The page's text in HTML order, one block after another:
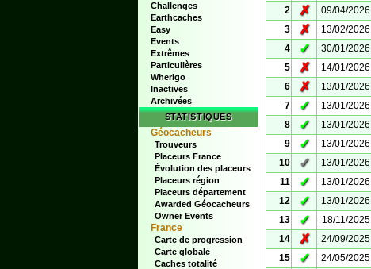
Challenges
Earthcaches
Easy
Events
Extrêmes
Particulières
Wherigo
Inactives
Archivées
STATISTIQUES
Géocacheurs
Trouveurs
Placeurs France
Évolution des placeurs
Placeurs région
Placeurs département
Awarded Géocacheurs
Owner Events
France
Carte de progression
Carte globale
Caches totalité
2
✗ 09/04/2026
3
✗ 13/02/2026
4
✓ 30/01/2026
5
✗ 14/01/2026
6
✗ 13/01/2026
7
✓ 13/01/2026
8
✓ 13/01/2026
9
✓ 13/01/2026
10
✓ 13/01/2026
11
✓ 13/01/2026
12
✓ 13/01/2026
13
✓ 18/11/2025
14
✗ 24/09/2025
15
✓ 24/05/2025